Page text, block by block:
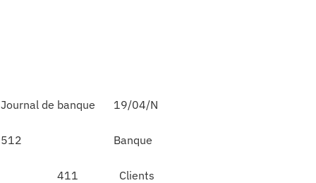
Journal de banque 19/04/N
512 Banque
411 Clients